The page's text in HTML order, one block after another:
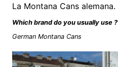
La Montana Cans alemana.
Which brand do you usually use ?
German Montana Cans